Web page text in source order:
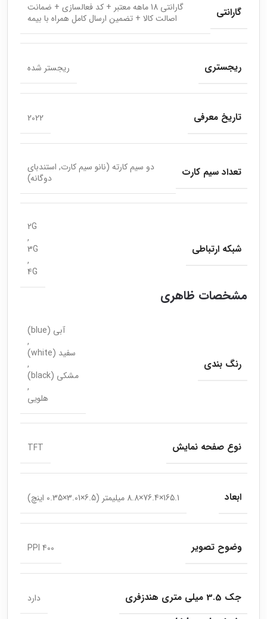
گارانتی
گارانتی 18 ماهه معتبر + کد فعالسازی + ضمانت
اصالت کالا + تضمین ارسال کامل همراه با بیمه
ریجستری ریجستر شده
تاریخ معرفی 2022
تعداد سیم کارت
دو سیم کارته (نانو سیم کارت, استندبای
دوگانه)
شبکه ارتباطی
2G
,
3G
,
4G
مشخصات ظاهری
رنگ بندی
آبی (blue)
,
سفید (white)
,
مشکی (black)
,
هلویی
نوع صفحه نمایش TFT
ابعاد 165.1×76.4×8.8 میلیمتر (6.5×3.01×0.35 اینچ)
وضوح تصویر 400 PPI
جک 3.5 میلی متری هندزفری دارد